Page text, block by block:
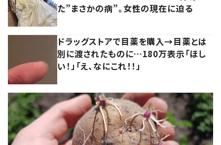
た”まさかの病”。女性の現在に迫る
ドラッグストアで目薬を購入→目薬とは
別に渡されたものに…180万表示「ほし
い！」「え、なにこれ！！」